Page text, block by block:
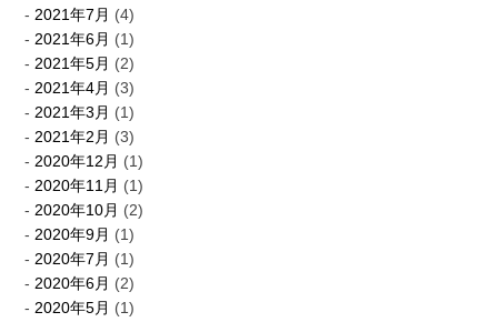
2021年7月 (4)
2021年6月 (1)
2021年5月 (2)
2021年4月 (3)
2021年3月 (1)
2021年2月 (3)
2020年12月 (1)
2020年11月 (1)
2020年10月 (2)
2020年9月 (1)
2020年7月 (1)
2020年6月 (2)
2020年5月 (1)